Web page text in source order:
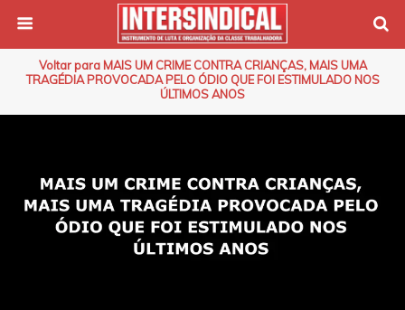
Voltar para MAIS UM CRIME CONTRA CRIANÇAS, MAIS UMA
TRAGÉDIA PROVOCADA PELO ÓDIO QUE FOI ESTIMULADO NOS
ÚLTIMOS ANOS